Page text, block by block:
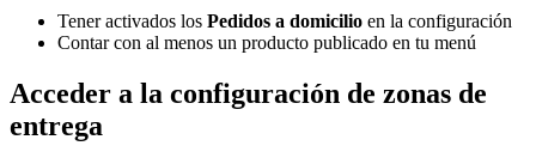
Tener activados los Pedidos a domicilio en la configuración
Contar con al menos un producto publicado en tu menú
Acceder a la configuración de zonas de
entrega